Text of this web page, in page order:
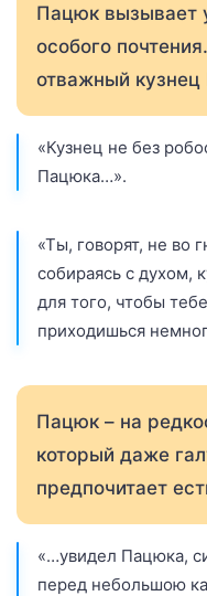
Пацюк вызывает
особого
отважный кузнец
«Кузнец не без
Пацюка…».
«Ты, говорят, не во
собираясь с духом,
для того, чтобы
приходишься
Пацюк – на
который даже
предпочитает
«…увидел Пацюка,
перед небольшою